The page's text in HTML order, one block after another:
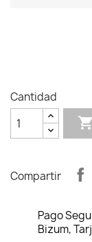
Cantidad

Compartir
Pago
Bizum,